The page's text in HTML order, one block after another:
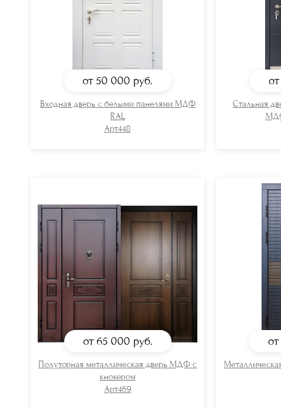
от 50 000 руб.
Входная дверь с белыми панелями МДФ
RAL
Арт448
Стальная
от 65 000 руб.
Полуторная металлическая дверь МДФ с
кнокером
Арт469